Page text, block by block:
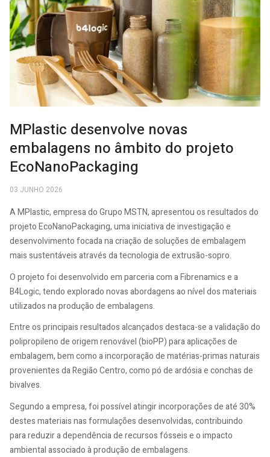
MPlastic desenvolve novas
embalagens no âmbito do projeto
EcoNanoPackaging
03 JUNHO 2026
A MPlastic, empresa do Grupo MSTN, apresentou os resultados do
projeto EcoNanoPackaging, uma iniciativa de investigação e
desenvolvimento focada na criação de soluções de embalagem
mais sustentáveis através da tecnologia de extrusão-sopro.
O projeto foi desenvolvido em parceria com a Fibrenamics e a
B4Logic, tendo explorado novas abordagens ao nível dos materiais
utilizados na produção de embalagens.
Entre os principais resultados alcançados destaca-se a validação do
polipropileno de origem renovável (bioPP) para aplicações de
embalagem, bem como a incorporação de matérias-primas naturais
provenientes da Região Centro, como pó de ardósia e conchas de
bivalves.
Segundo a empresa, foi possível atingir incorporações de até 30%
destes materiais nas formulações desenvolvidas, contribuindo
para reduzir a dependência de recursos fósseis e o impacto
ambiental associado à produção de embalagens.